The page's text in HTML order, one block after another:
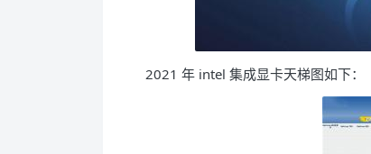
2021 年 intel 集成显卡天梯图如下：